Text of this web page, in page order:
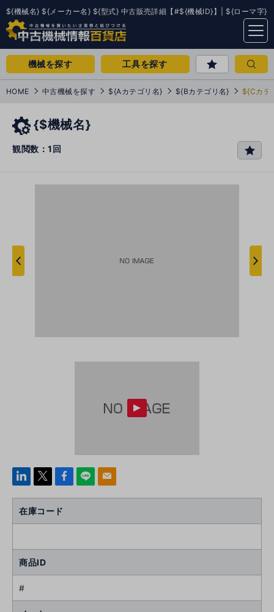
${機械名} ${メーカー名} ${型式} 中古販売詳細【#${機械ID}】| ${ローマ字}
menu
機械を探す 工具を探す
HOME 中古機械を探す ${Aカテゴリ名} ${Bカテゴリ名} ${Cカテ
{$機械名}
観閲数：1回
favo
linke
Face
k
line mail
在庫コード
商品ID
#